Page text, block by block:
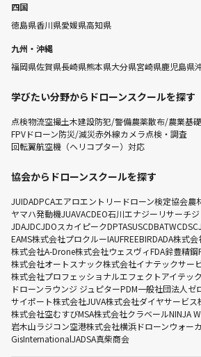
四国
徳島県香川県愛媛県高知県
九州・沖縄
福岡県佐賀県長崎県熊本県大分県宮崎県鹿児島県
学びたい分野からドローンスクールを探す
点検物流空撮土木建設防犯/警備農薬散布/農業基
FPVドローン防災/減災赤外線カメラ点検・調査
回転翼航空機（ヘリコプター）対応
協会からドローンスクールを探す
JUIDADPCAエアロエントリー ドローン検定協会農
ヤマハ発動機JUAVACDEO石川エナジーリサーチ
JDAJDCJDOスカイピークDPTASUSCDBATWCDSC
EAMS株式会社プロクルーIAUFREEBIRDADA株式会
株式会社A-Drone株式会社ウェスヴィFDA鈴豊精鋼
株式会社オートスナック株式会社イナテックサー
株式会社プロフェッショナルエフェクトアイテック
ドローンラウンジ ジュピターPDM一般社団法人ゼ
サイポート株式会社JUVA株式会社ダイヤサービス
株式会社空むすびMSA株式会社クラベールNINJA
岩木山ラジコン空港株式会社横浜ドローンウォー
GisInternationalJADSA真柴商会